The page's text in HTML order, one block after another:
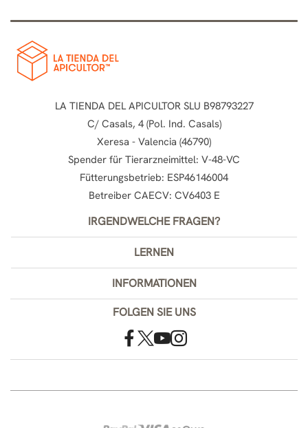
LA TIENDA DEL APICULTOR SLU B98793227
C/ Casals, 4 (Pol. Ind. Casals)
Xeresa - Valencia (46790)
Spender für Tierarzneimittel: V-48-VC
Fütterungsbetrieb: ESP46146004
Betreiber CAECV: CV6403 E
IRGENDWELCHE FRAGEN?
LERNEN
INFORMATIONEN
FOLGEN SIE UNS